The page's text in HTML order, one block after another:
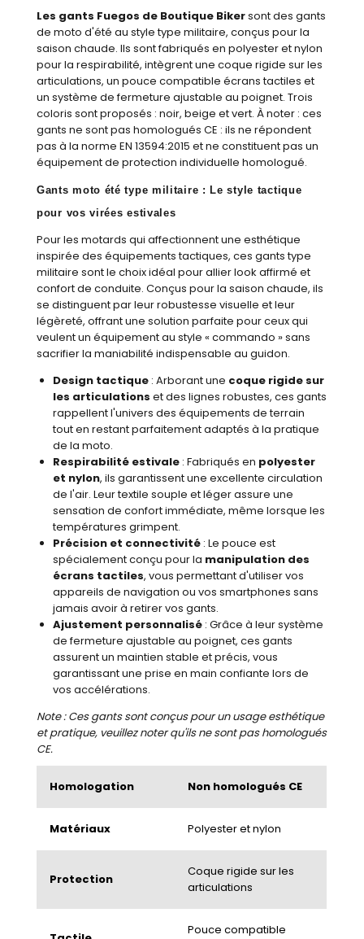
Les gants Fuegos de Boutique Bikersont des gants
de moto d'été au style type militaire, conçus pour la
saison chaude. Ils sont fabriqués en polyester et nylon
pour la respirabilité, intègrent une coque rigide sur les
articulations, un pouce compatible écrans tactiles et
un système de fermeture ajustable au poignet. Trois
coloris sont proposés : noir, beige et vert. À noter : ces
gants ne sont pas homologués CE : ils ne répondent
pas à la norme EN 13594:2015 et ne constituent pas un
équipement de protection individuelle homologué.
Gants moto été type militaire : Le style tactique
pour vos virées estivales
Pour les motards qui affectionnent une esthétique
inspirée des équipements tactiques, ces gants type
militaire sont le choix idéal pour allier look affirmé et
confort de conduite. Conçus pour la saison chaude, ils
se distinguent par leur robustesse visuelle et leur
légèreté, offrant une solution parfaite pour ceux qui
veulent un équipement au style « commando » sans
sacrifier la maniabilité indispensable au guidon.
Design tactique : Arborant une coque rigide sur
les articulations et des lignes robustes, ces gants
rappellent l'univers des équipements de terrain
tout en restant parfaitement adaptés à la pratique
de la moto.
Respirabilité estivale : Fabriqués en polyester
et nylon, ils garantissent une excellente circulation
de l'air. Leur textile souple et léger assure une
sensation de confort immédiate, même lorsque les
températures grimpent.
Précision et connectivité : Le pouce est
spécialement conçu pour la manipulation des
écrans tactiles, vous permettant d'utiliser vos
appareils de navigation ou vos smartphones sans
jamais avoir à retirer vos gants.
Ajustement personnalisé : Grâce à leur système
de fermeture ajustable au poignet, ces gants
assurent un maintien stable et précis, vous
garantissant une prise en main confiante lors de
vos accélérations.
Note : Ces gants sont conçus pour un usage esthétique
et pratique, veuillez noter qu'ils ne sont pas homologués
CE.
Homologation Non homologués CE
Matériaux Polyester et nylon
Protection
Coque rigide sur les
articulations
Pouce compatible